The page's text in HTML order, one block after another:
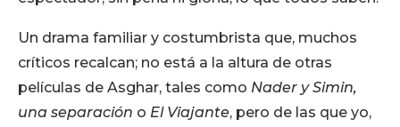
Un drama familiar y costumbrista que, muchos
críticos recalcan; no está a la altura de otras
películas de Asghar, tales como Nader y Simin,
una separación o El Viajante, pero de las que yo,